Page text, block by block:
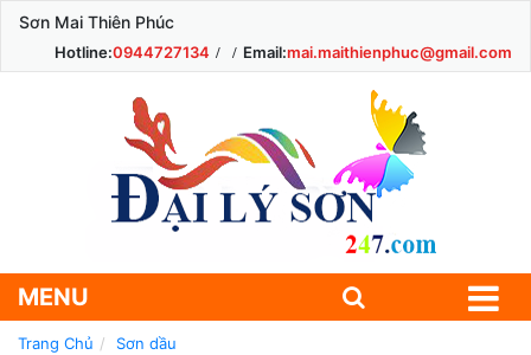
Sơn Mai Thiên Phúc
Hotline:0944727134 Email:mai.maithienphuc@gmail.com
MENU
Trang Chủ Sơn dầu